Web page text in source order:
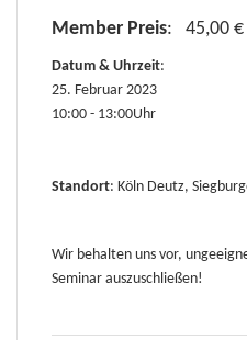
Member Preis: 45,00 €
Datum & Uhrzeit:
25. Februar 2023
10:00 - 13:00Uhr
Standort: Köln Deutz,
Wir behalten uns vor,
Seminar auszuschließen!